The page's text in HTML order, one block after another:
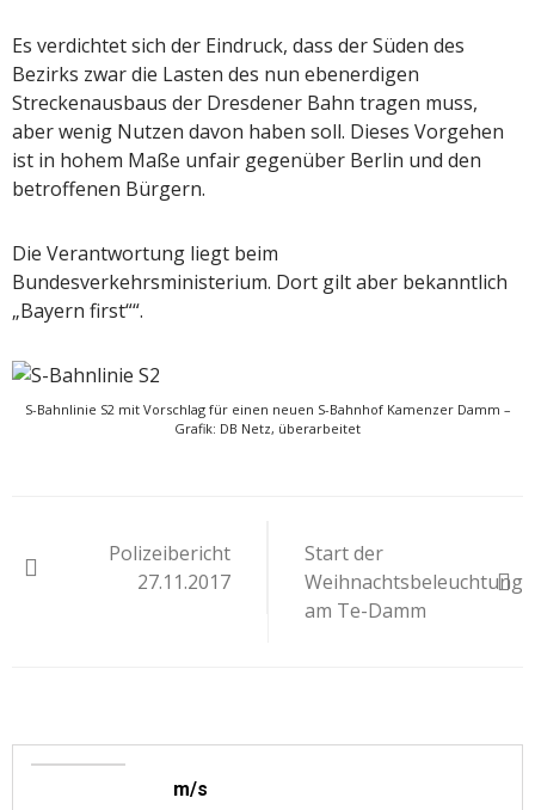
Es verdichtet sich der Eindruck, dass der Süden des
Bezirks zwar die Lasten des nun ebenerdigen
Streckenausbaus der Dresdener Bahn tragen muss,
aber wenig Nutzen davon haben soll. Dieses Vorgehen
ist in hohem Maße unfair gegenüber Berlin und den
betroffenen Bürgern.
Die Verantwortung liegt beim
Bundesverkehrsministerium. Dort gilt aber bekanntlich
„Bayern first““.
S-Bahnlinie S2 mit Vorschlag für einen neuen S-Bahnhof Kamenzer Damm –
Grafik: DB Netz, überarbeitet
Polizeibericht
27.11.2017
Start der
Weihnachtsbeleuchtung
am Te-Damm
m/s